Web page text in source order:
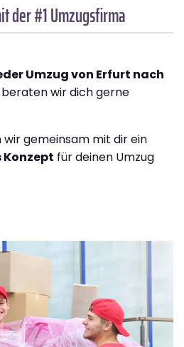
der #1 Umzugsfirma
Umzug von Erfurt nach
beraten wir dich gerne
gemeinsam mit dir ein
für deinen Umzug